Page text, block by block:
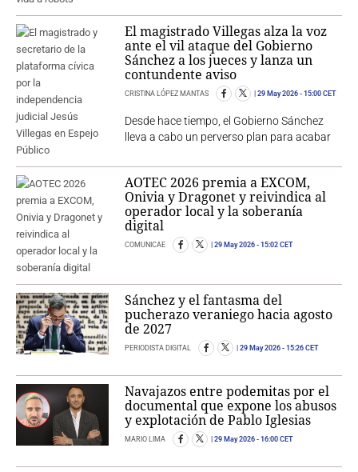
El magistrado Villegas alza la voz
ante el vil ataque del Gobierno
Sánchez a los jueces y lanza un
contundente aviso
CRISTINA LÓPEZ MANTAS 29 May 2026 - 15:00 CET
Desde hace tiempo, el Gobierno Sánchez
lleva a cabo un perverso plan para acabar
AOTEC 2026 premia a EXCOM,
Onivia y Dragonet y reivindica al
operador local y la soberanía
digital
COMUNICAE 29 May 2026 - 15:02 CET
Sánchez y el fantasma del
pucherazo veraniego hacia agosto
de 2027
PERIODISTA DIGITAL 29 May 2026 - 15:26 CET
Navajazos entre podemitas por el
documental que expone los abusos
y explotación de Pablo Iglesias
MARIO LIMA 29 May 2026 - 16:00 CET